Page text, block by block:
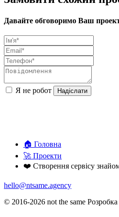
Давайте обговоримо Ваш
Я не робот Надіслати
🏠 Головна
🚀 Проекти
❤️ Створення сервісу
hello@ntsame.agency
© 2016-2026 not the same